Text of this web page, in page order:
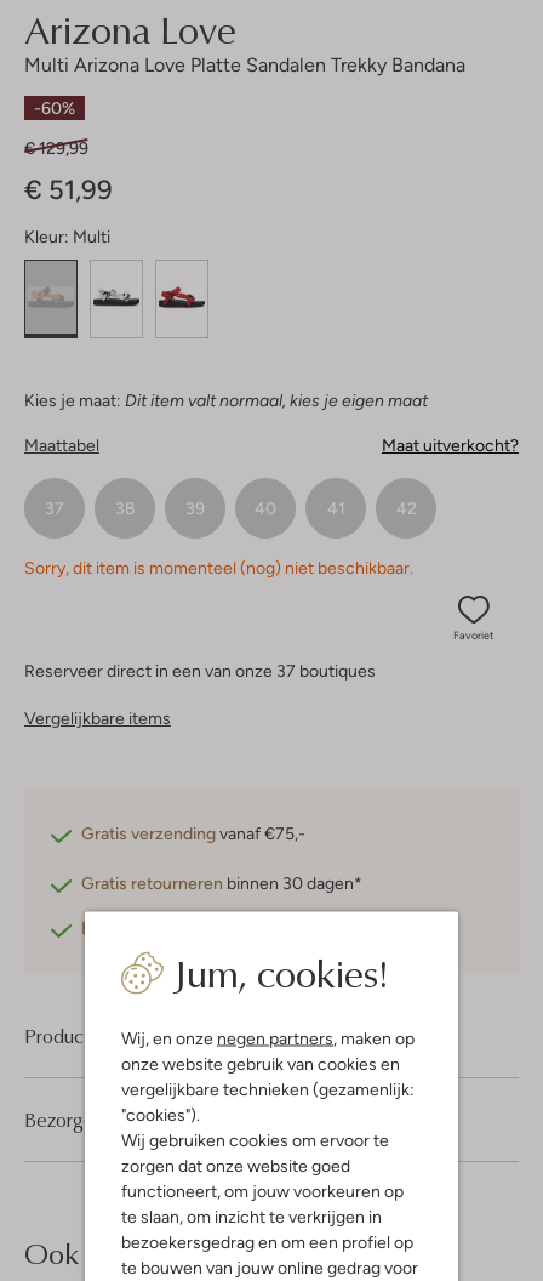
Jum, cookies!
Wij, en onze negen partners, maken op
onze website gebruik van cookies en
vergelijkbare technieken (gezamenlijk:
"cookies").
Wij gebruiken cookies om ervoor te
zorgen dat onze website goed
functioneert, om jouw voorkeuren op
te slaan, om inzicht te verkrijgen in
bezoekersgedrag en om een profiel op
te bouwen van jouw online gedrag voor
Arizona Love
Multi Arizona Love Platte Sandalen Trekky Bandana
-60%
€ 129,99
€ 51,99
Kleur: Multi
Kies je maat: Dit item valt normaal, kies je eigen maat
Maattabel Maat uitverkocht?
37 38 39 40 41 42
Sorry, dit item is momenteel (nog) niet beschikbaar.
Favoriet
Reserveer direct in een van onze 37 boutiques
Vergelijkbare items
Gratis verzendingvanaf €75,-
Gratis retourneren binnen 30 dagen*
Betaal achteraf
Product informatie
Bezorgen & retourneren
Ook iets voor jou?